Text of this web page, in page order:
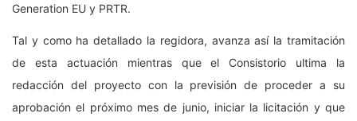
Generation EU y PRTR.
Tal y como ha detallado la regidora, avanza así la tramitación
de esta actuación mientras que el Consistorio ultima la
redacción del proyecto con la previsión de proceder a su
aprobación el próximo mes de junio, iniciar la licitación y que